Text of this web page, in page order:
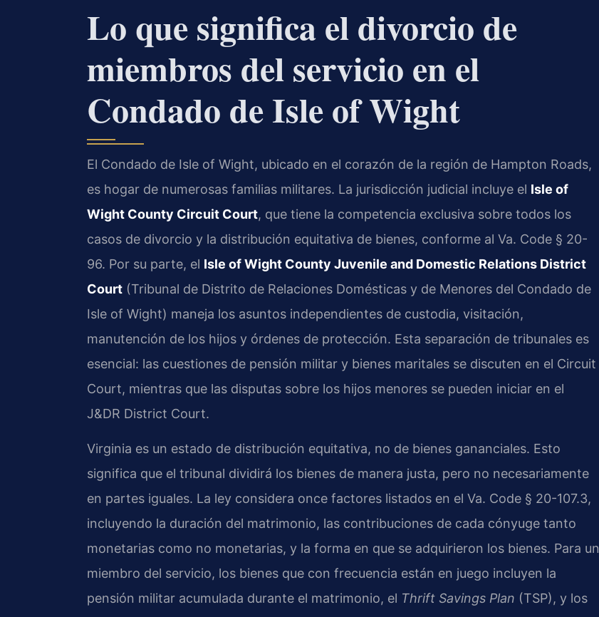
Lo que significa el divorcio de
miembros del servicio en el
Condado de Isle of Wight
El Condado de Isle of Wight, ubicado en el corazón de la región de Hampton Roads,
es hogar de numerosas familias militares. La jurisdicción judicial incluye el Isle of
Wight County Circuit Court, que tiene la competencia exclusiva sobre todos los
casos de divorcio y la distribución equitativa de bienes, conforme al Va. Code § 20-
96. Por su parte, el Isle of Wight County Juvenile and Domestic Relations District
Court (Tribunal de Distrito de Relaciones Domésticas y de Menores del Condado de
Isle of Wight) maneja los asuntos independientes de custodia, visitación,
manutención de los hijos y órdenes de protección. Esta separación de tribunales es
esencial: las cuestiones de pensión militar y bienes maritales se discuten en el Circuit
Court, mientras que las disputas sobre los hijos menores se pueden iniciar en el
J&DR District Court.
Virginia es un estado de distribución equitativa, no de bienes gananciales. Esto
significa que el tribunal dividirá los bienes de manera justa, pero no necesariamente
en partes iguales. La ley considera once factores listados en el Va. Code § 20-107.3,
incluyendo la duración del matrimonio, las contribuciones de cada cónyuge tanto
monetarias como no monetarias, y la forma en que se adquirieron los bienes. Para un
miembro del servicio, los bienes que con frecuencia están en juego incluyen la
pensión militar acumulada durante el matrimonio, el Thrift Savings Plan (TSP), y los